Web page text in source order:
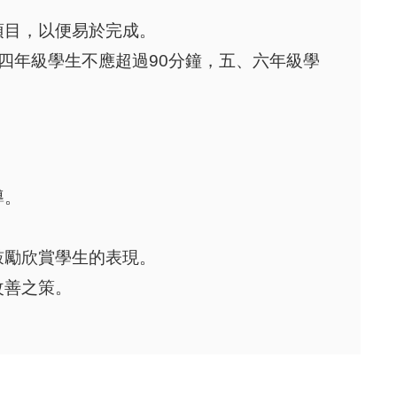
，以便易於完成。
年級學生不應超過90分鐘，五、六年級學
欣賞學生的表現。
之策。